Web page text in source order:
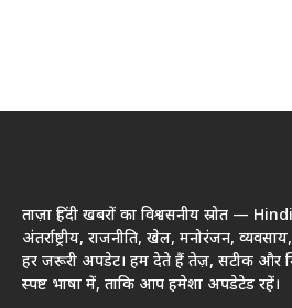
ताज़ा हिंदी खबरों का विश्वसनीय स्रोत —
अंतर्राष्ट्रीय, राजनीति, खेल, मनोरंजन,
हर जरूरी अपडेट। हम देते हैं तेज़, सटीक और
स्पष्ट भाषा में, ताकि आप हमेशा अपडेटेड रहें।